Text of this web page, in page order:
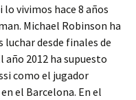
vivimos hace 8 años
Michael Robinson ha
luchar desde finales de
año 2012 ha supuesto
como el jugador
el Barcelona. En el